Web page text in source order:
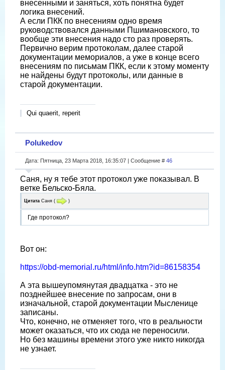
внесенными и заняться, хоть понятна будет
логика внесений.
А если ПКК по внесениям одно время
руководствовался данными Пшимановского, то
вообще эти внесения надо сто раз проверять.
Первично верим протоколам, далее старой
документации мемориалов, а уже в конце всего
внесениям по письмам ПКК, если к этому моменту
не найдены будут протоколы, или данные в
старой документации.
Qui quaerit, reperit
Polukedov
Дата: Пятница, 23 Марта 2018, 16:35:07 | Сообщение # 46
Саня, ну я тебе этот протокол уже показывал. В
ветке Бельско-Бяла.
Цитата Саня ( )
Где протокол?
Вот он:
https://obd-memorial.ru/html/info.htm?id=86158354
А эта вышеупомянутая двадцатка - это не
позднейшее внесение по запросам, они в
изначальной, старой документации Мысленице
записаны.
Что, конечно, не отменяет того, что в реальности
может оказаться, что их сюда не переносили.
Но без машины времени этого уже никто никогда
не узнает.